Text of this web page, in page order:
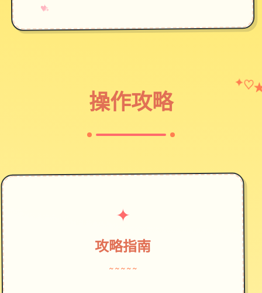
♥
✧
→
操作攻略
✦♡
✦
攻略指南
~~~~~